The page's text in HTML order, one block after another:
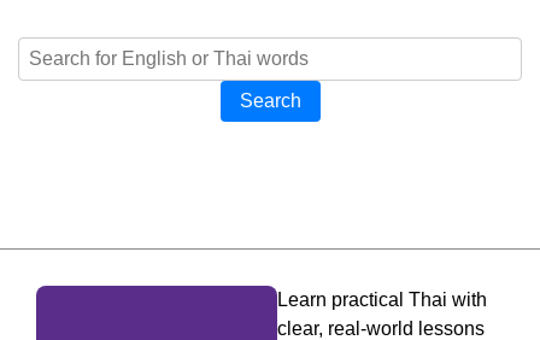
Search
Learn practical Thai with
clear, real-world lessons